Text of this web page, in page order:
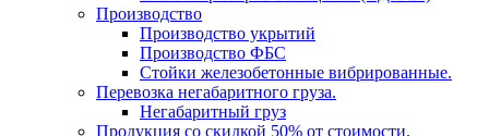
Производство
Производство укрытий
Производство ФБС
Стойки железобетонные вибрированные.
Перевозка негабаритного груза.
Негабаритный груз
Продукция со скидкой 50% от стоимости.